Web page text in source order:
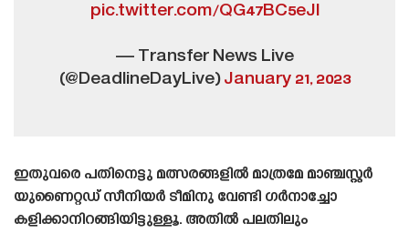
pic.twitter.com/QG47BC5eJl
— Transfer News Live
(@DeadlineDayLive)January 21, 2023
ഇതുവരെ പതിനെട്ടു മത്സരങ്ങളിൽ മാത്രമേ മാഞ്ചസ്റ്റർ
യുണൈറ്റഡ് സീനിയർ ടീമിനു വേണ്ടി ഗർനാച്ചോ
കളിക്കാനിറങ്ങിയിട്ടുള്ളൂ. അതിൽ പലതിലും